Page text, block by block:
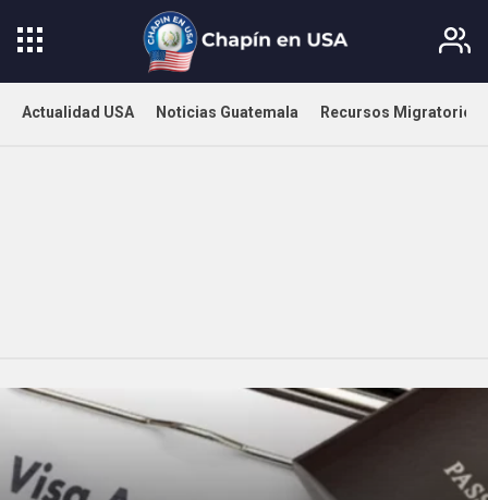
Actualidad USA Noticias Guatemala Recursos Migratorios